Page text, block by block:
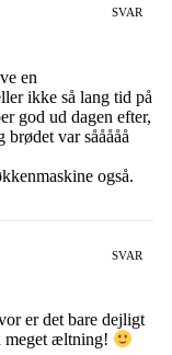
SVAR
en
ikke så lang tid på
god ud dagen efter,
var sååååå
også.
SVAR
er det bare dejligt
meget æltning!